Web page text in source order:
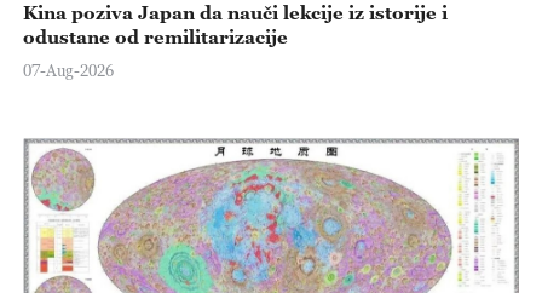
Kina poziva Japan da nauči lekcije iz istorije i
odustane od remilitarizacije
07-Aug-2026